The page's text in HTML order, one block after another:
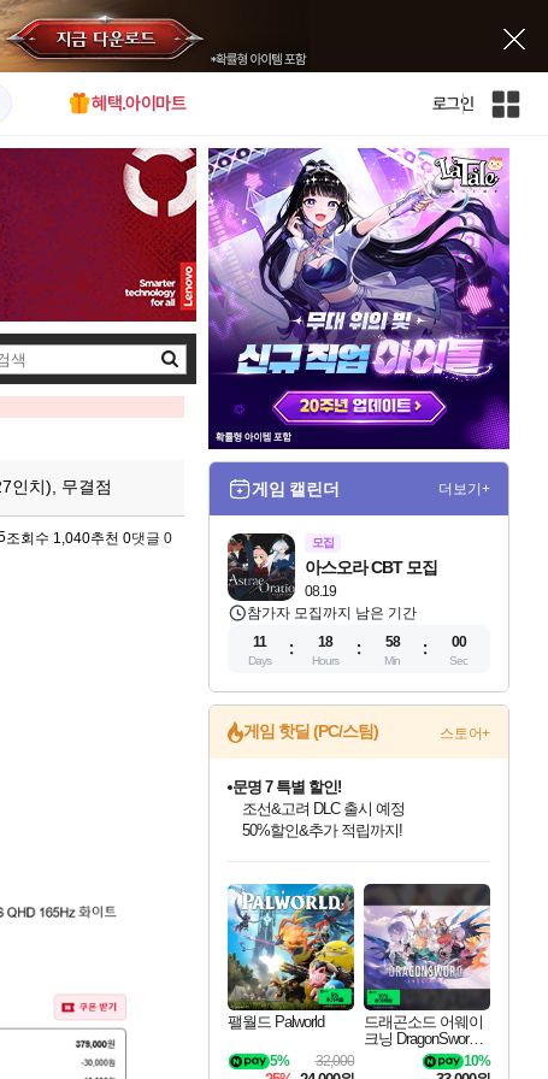
혜택.아이마트 로그인
인
체
사
트
맵
검
색
인치), 무결점
조회수 1,040추천 0댓글 0
게임 캘린더 더보기+
모집
08.19
아스오라 CBT 모집
참가자 모집까지 남은 기간
11
Days
18
Hours
57
Min
59
Sec
게임 핫딜 (PC/스팀) 스토어+
최대 90% 할인가를 만나보세요!
네이버혜택과 함께 만나보세요!
문명 7 특별 할인!
조선&고려 DLC 출시 예정
50%할인&추가 적립까지!
네이버 포인트 혜택까지!
이니&베니 혜택까지!
네이버 혜택가와 함께 예약하세요!
할인&네이버혜택으로 만나보세요!
네이버페이 혜택과 만나보세요!
40주년 프로모션으로 만나보세요!
할인가에 만나보세요!
일부 에디션 상시 할인!
혜택으로 예약 판매 중
편안하게 충전하세요
팰월드 Palworld
32,000
5%
드래곤소드 어웨이
크닝 DragonSword A
10%